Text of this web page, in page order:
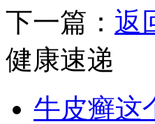
下一篇： 返
健康速递
牛皮癣这